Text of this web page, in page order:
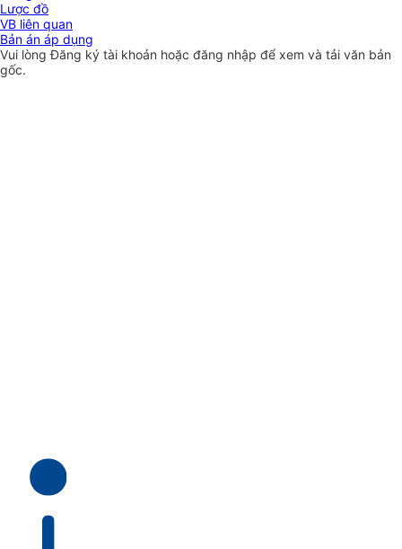
Lược đồ
VB liên quan
Bản án áp dụng
Vui lòngĐăng ký tài khoản hoặc đăng nhập để xem và tải văn bản
gốc.